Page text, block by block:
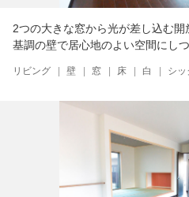
2つの大きな窓から光が差し込む
基調の壁で居心地のよい空間にし
リビング 壁 窓 床 白 シッ